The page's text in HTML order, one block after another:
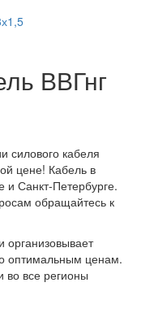
ВВГнг
силового кабеля
цене! Кабель в
и Санкт-Петербурге.
обращайтесь к
организовывает
оптимальным ценам.
во все регионы